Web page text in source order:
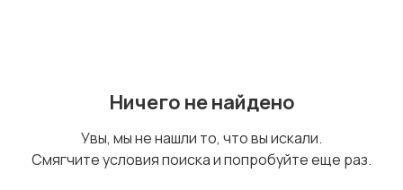
Ничего не найдено
Увы, мы не нашли то, что вы искали.
Смягчите условия поиска и попробуйте еще раз.